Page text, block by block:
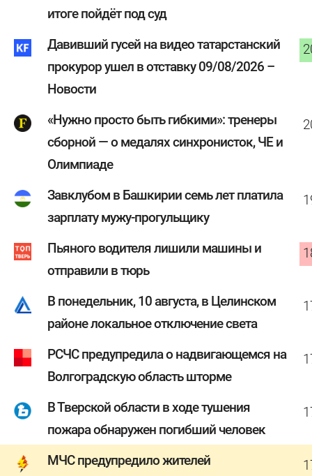
итоге пойдёт под суд
Давивший гусей на видео татарстанский
прокурор ушел в отставку 09/08/2026 –
Новости
«Нужно просто быть гибкими»: тренеры
сборной — о медалях синхронисток, ЧЕ и
Олимпиаде
Завклубом в Башкирии семь лет платила
зарплату мужу-прогульщику
Пьяного водителя лишили машины и
отправили в тюрь
В понедельник, 10 августа, в Целинском
районе локальное отключение света
РСЧС предупредила о надвигающемся на
Волгоградскую область шторме
В Тверской области в ходе тушения
пожара обнаружен погибший человек
МЧС предупредило жителей